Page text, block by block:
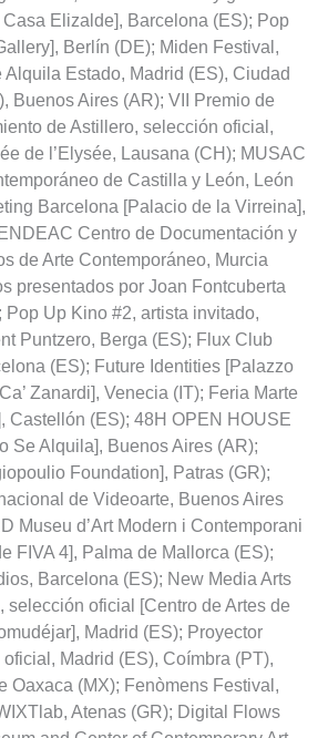
Casa Elizalde], Barcelona (ES); Pop
Berlín (DE); Miden Festival,
Alquila Estado, Madrid (ES), Ciudad
Buenos Aires (AR); VII Premio de
de Astillero, selección oficial,
de l’Elysée, Lausana (CH); MUSAC
de Castilla y León, León
Barcelona [Palacio de la Virreina],
Centro de Documentación y
de Arte Contemporáneo, Murcia
presentados por Joan Fontcuberta
Pop Up Kino #2, artista invitado,
Puntzero, Berga (ES); Flux Club
(ES); Future Identities [Palazzo
Zanardi], Venecia (IT); Feria Marte
Castellón (ES); 48H OPEN HOUSE
Se Alquila], Buenos Aires (AR);
Foundation], Patras (GR);
de Videoarte, Buenos Aires
Museu d’Art Modern i Contemporani
FIVA 4], Palma de Mallorca (ES);
Barcelona (ES); New Media Arts
selección oficial [Centro de Artes de
Madrid (ES); Proyector
Madrid (ES), Coímbra (PT),
Oaxaca (MX); Fenòmens Festival,
Atenas (GR); Digital Flows